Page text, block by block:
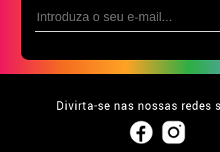
Divirta-se nas nossas redes